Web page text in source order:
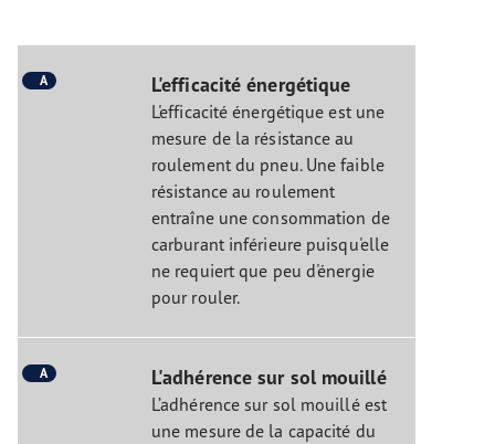
A L'efficacité énergétique
L'efficacité énergétique est une
mesure de la résistance au
roulement du pneu. Une faible
résistance au roulement
entraîne une consommation de
carburant inférieure puisqu'elle
ne requiert que peu d'énergie
pour rouler.
A L'adhérence sur sol mouillé
L’adhérence sur sol mouillé est
une mesure de la capacité du